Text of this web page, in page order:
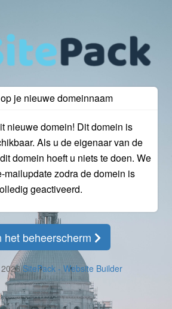
je nieuwe domeinnaam
nieuwe domein! Dit domein is
Als u de eigenaar van de
domein hoeft u niets te doen. We
mailupdate zodra de domein is
geactiveerd.
het beheerscherm
SitePack - Website Builder